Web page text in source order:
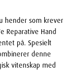
hender som krever
Reparative Hand
på. Spesielt
denne
vitenskap med